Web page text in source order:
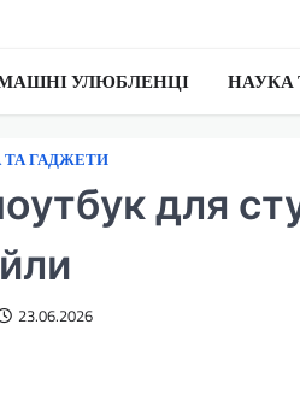
УЛЮБЛЕНЦІ НАУКА
ТА ГАДЖЕТИ
для
23.06.2026